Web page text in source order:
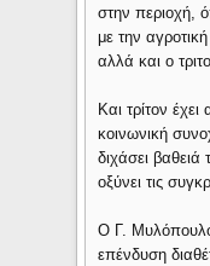
στην περιοχή,
με την
αλλά και ο
Και τρίτον
κοινωνική
διχάσει βαθειά
οξύνει τις
Ο Γ.
επένδυση